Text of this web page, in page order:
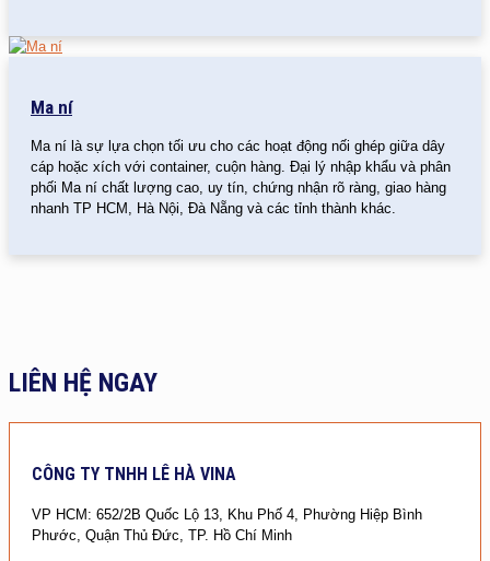
Ma ní
Ma ní là sự lựa chọn tối ưu cho các hoạt động nối ghép giữa dây
cáp hoặc xích với container, cuộn hàng. Đại lý nhập khẩu và phân
phối Ma ní chất lượng cao, uy tín, chứng nhận rõ ràng, giao hàng
nhanh TP HCM, Hà Nội, Đà Nẵng và các tỉnh thành khác.
LIÊN HỆ NGAY
CÔNG TY TNHH LÊ HÀ VINA
VP HCM: 652/2B Quốc Lộ 13, Khu Phố 4, Phường Hiệp Bình
Phước, Quận Thủ Đức, TP. Hồ Chí Minh